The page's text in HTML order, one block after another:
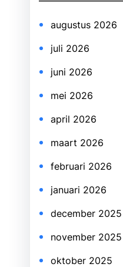
augustus 2026
juli 2026
juni 2026
mei 2026
april 2026
maart 2026
februari 2026
januari 2026
december 2025
november 2025
oktober 2025